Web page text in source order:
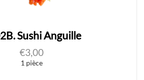
Sushi Anguille
€3,00
1 pièce